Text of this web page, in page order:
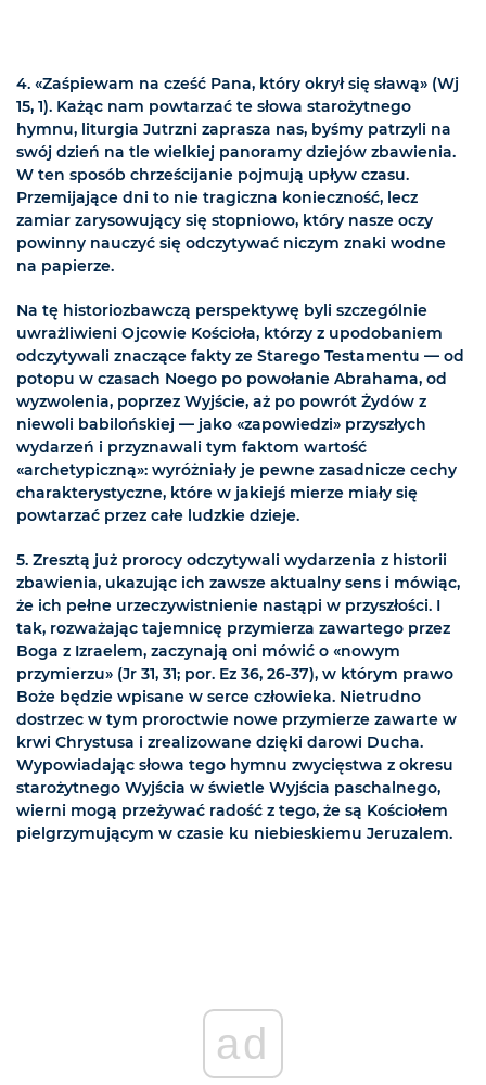
4. «Zaśpiewam na cześć Pana, który okrył się sławą» (Wj
15, 1). Każąc nam powtarzać te słowa starożytnego
hymnu, liturgia Jutrzni zaprasza nas, byśmy patrzyli na
swój dzień na tle wielkiej panoramy dziejów zbawienia.
W ten sposób chrześcijanie pojmują upływ czasu.
Przemijające dni to nie tragiczna konieczność, lecz
zamiar zarysowujący się stopniowo, który nasze oczy
powinny nauczyć się odczytywać niczym znaki wodne
na papierze.
Na tę historiozbawczą perspektywę byli szczególnie
uwrażliwieni Ojcowie Kościoła, którzy z upodobaniem
odczytywali znaczące fakty ze Starego Testamentu — od
potopu w czasach Noego po powołanie Abrahama, od
wyzwolenia, poprzez Wyjście, aż po powrót Żydów z
niewoli babilońskiej — jako «zapowiedzi» przyszłych
wydarzeń i przyznawali tym faktom wartość
«archetypiczną»: wyróżniały je pewne zasadnicze cechy
charakterystyczne, które w jakiejś mierze miały się
powtarzać przez całe ludzkie dzieje.
5. Zresztą już prorocy odczytywali wydarzenia z historii
zbawienia, ukazując ich zawsze aktualny sens i mówiąc,
że ich pełne urzeczywistnienie nastąpi w przyszłości. I
tak, rozważając tajemnicę przymierza zawartego przez
Boga z Izraelem, zaczynają oni mówić o «nowym
przymierzu» (Jr 31, 31; por. Ez 36, 26-37), w którym prawo
Boże będzie wpisane w serce człowieka. Nietrudno
dostrzec w tym proroctwie nowe przymierze zawarte w
krwi Chrystusa i zrealizowane dzięki darowi Ducha.
Wypowiadając słowa tego hymnu zwycięstwa z okresu
starożytnego Wyjścia w świetle Wyjścia paschalnego,
wierni mogą przeżywać radość z tego, że są Kościołem
pielgrzymującym w czasie ku niebieskiemu Jeruzalem.
ad